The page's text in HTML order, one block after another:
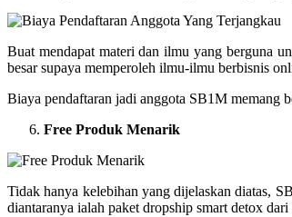
Buat mendapat materi dan ilmu yang berguna
besar supaya memperoleh ilmu-ilmu berbisnis
Biaya pendaftaran jadi anggota SB1M memang
Free Produk Menarik
Tidak hanya kelebihan yang dijelaskan diatas,
diantaranya ialah paket dropship smart detox